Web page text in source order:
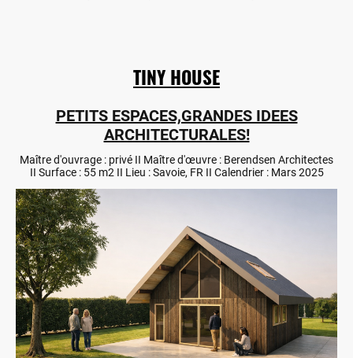
TINY HOUSE
PETITS ESPACES,GRANDES IDEES
ARCHITECTURALES!
Maître d'ouvrage : privé II Maître d'œuvre : Berendsen Architectes
II Surface : 55 m2 II Lieu : Savoie, FR II Calendrier : Mars 2025